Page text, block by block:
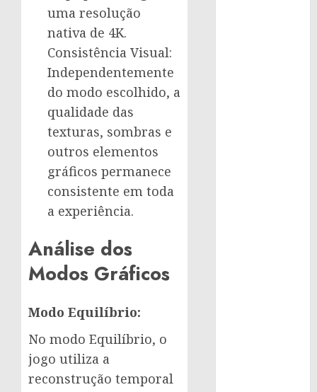
uma resolução
nativa de 4K.
Consistência Visual:
Independentemente
do modo escolhido, a
qualidade das
texturas, sombras e
outros elementos
gráficos permanece
consistente em toda
a experiência.
Análise dos
Modos Gráficos
Modo Equilíbrio:
No modo Equilíbrio, o
jogo utiliza a
reconstrução temporal